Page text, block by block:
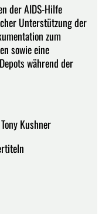
der AIDS-Hilfe
Unterstützung der
zum
sowie eine
während der
Kushner